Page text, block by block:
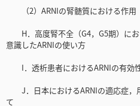
（2）ARNIの腎髄質における作用
H．高度腎不全（G4，G5期）にお
意識したARNIの使い方
I．透析患者におけるARNIの有効
J．日本におけるARNIの適応症，
て